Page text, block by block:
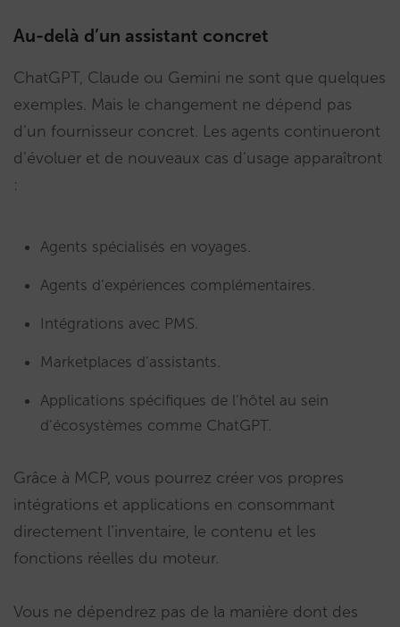
Au-delà d’un assistant concret
ChatGPT, Claude ou Gemini ne sont que quelques
exemples. Mais le changement ne dépend pas
d’un fournisseur concret. Les agents continueront
d’évoluer et de nouveaux cas d’usage apparaîtront
:
Agents spécialisés en voyages.
Agents d’expériences complémentaires.
Intégrations avec PMS.
Marketplaces d’assistants.
Applications spécifiques de l’hôtel au sein
d’écosystèmes comme ChatGPT.
Grâce à MCP, vous pourrez créer vos propres
intégrations et applications en consommant
directement l’inventaire, le contenu et les
fonctions réelles du moteur.
Vous ne dépendrez pas de la manière dont des